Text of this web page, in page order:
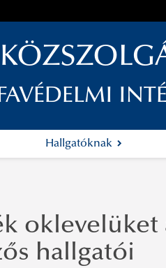
Hallgatóknak
oklevelüket
hallgatói